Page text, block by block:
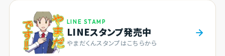
LINE STAMP
LINEスタンプ発売中
やまだくんスタンプはこちらから